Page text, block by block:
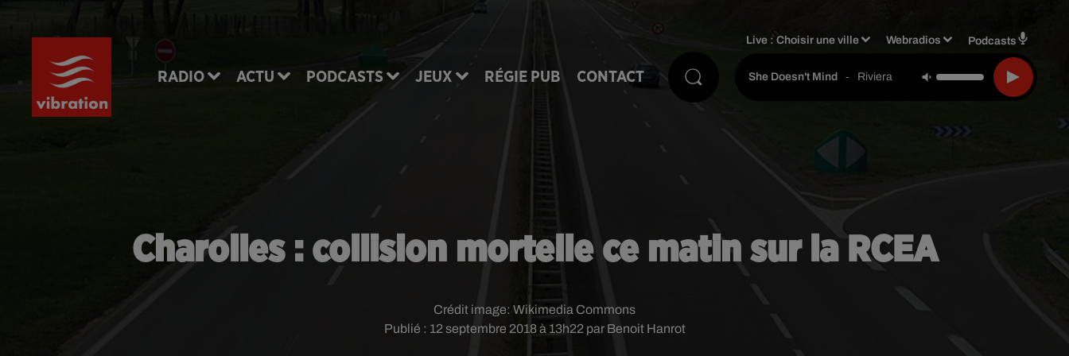
RADIO ACTU PODCASTS JEUX RÉGIE PUB CONTACT
Live :Choisir une ville Webradios Podcasts
She Doesn't Mind - Riviera
Charolles : collision mortelle ce matin sur la RCEA
Publié : 12 septembre 2018 à 13h22 par Benoit Hanrot
Crédit image: Wikimedia Commons